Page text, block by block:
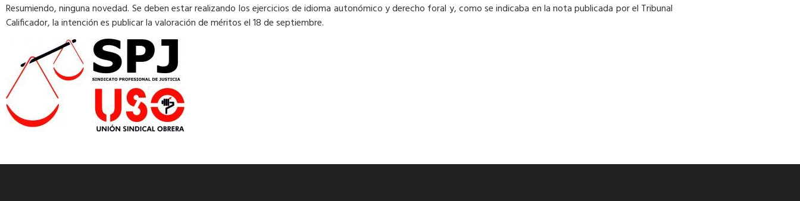
Resumiendo, ninguna novedad. Se deben estar realizando los ejercicios de idioma autonómico y derecho foral y, como se indicaba en la nota publicada por el Tribunal
Calificador, la intención es publicar la valoración de méritos el 18 de septiembre.